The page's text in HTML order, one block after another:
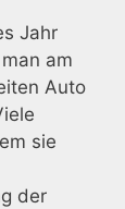
Jahr
am
Auto
sie
der